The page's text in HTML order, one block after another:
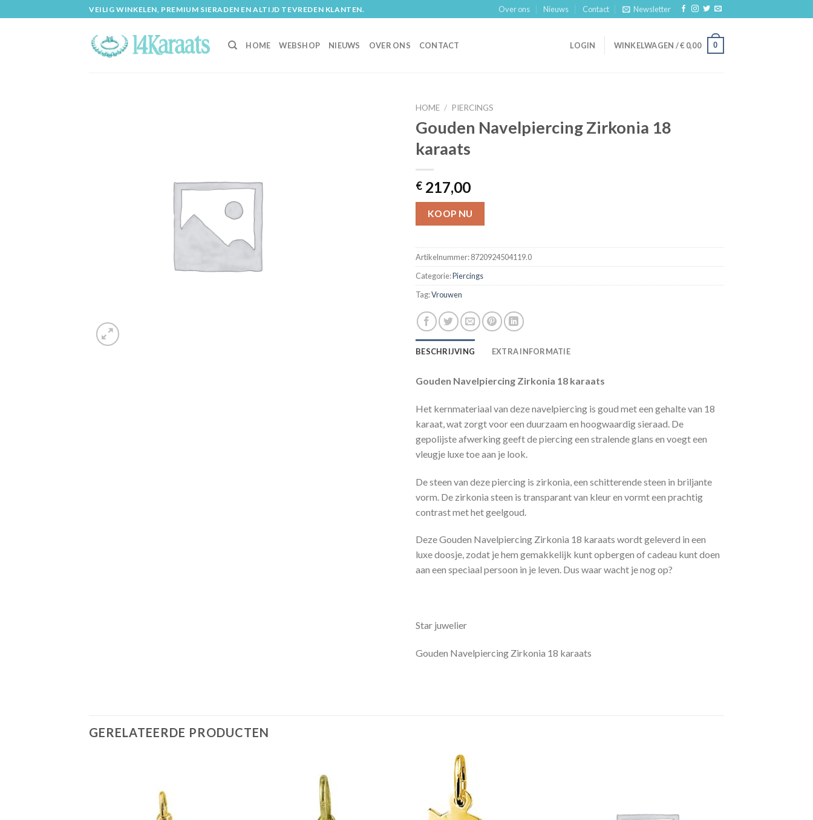
to
VEILIG WINKELEN, PREMIUM SIERADEN EN ALTIJD TEVREDEN KLANTEN. Over ons Nieuws Contact Newsletter
HOME WEBSHOP NIEUWS OVER ONS CONTACT LOGIN WINKELWAGEN /€ 0,00 0
HOME / PIERCINGS
Gouden Navelpiercing Zirkonia 18
karaats
€ 217,00
KOOP NU
Artikelnummer:8720924504119.0
Categorie:Piercings
Tag:Vrouwen
BESCHRIJVING EXTRA INFORMATIE
Gouden Navelpiercing Zirkonia 18 karaats
Het kernmateriaal van deze navelpiercing is goud met een gehalte van 18
karaat, wat zorgt voor een duurzaam en hoogwaardig sieraad. De
gepolijste afwerking geeft de piercing een stralende glans en voegt een
vleugje luxe toe aan je look.
De steen van deze piercing is zirkonia, een schitterende steen in briljante
vorm. De zirkonia steen is transparant van kleur en vormt een prachtig
contrast met het geelgoud.
Deze Gouden Navelpiercing Zirkonia 18 karaats wordt geleverd in een
luxe doosje, zodat je hem gemakkelijk kunt opbergen of cadeau kunt doen
aan een speciaal persoon in je leven. Dus waar wacht je nog op?
Star juwelier
Gouden Navelpiercing Zirkonia 18 karaats
GERELATEERDE PRODUCTEN